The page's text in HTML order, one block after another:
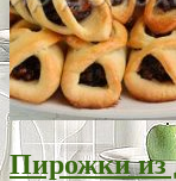
Пирожки из